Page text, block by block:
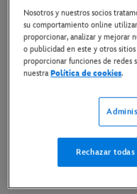
próximo 11
Link a las
Link al
Nosotros y nuestros socios
su comportamiento online
proporcionar, analizar y mejorar
o publicidad en este y otros
proporcionar funciones de redes
nuestraPolítica de cookies.
Rechazar todas